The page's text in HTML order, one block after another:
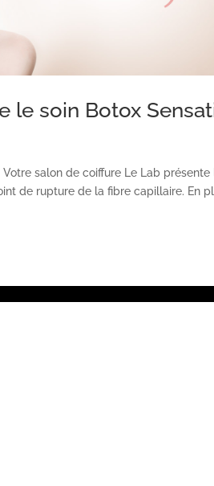
le soin Botox
salon de coiffure Le Lab
de rupture de la fibre capillaire. En